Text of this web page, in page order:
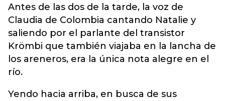
Antes de las dos de la tarde, la voz de
Claudia de Colombia cantando Natalie y
saliendo por el parlante del transistor
Krömbi que también viajaba en la lancha de
los areneros, era la única nota alegre en el
río.
Yendo hacia arriba, en busca de sus